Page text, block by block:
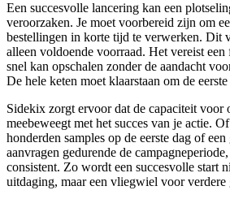
Een succesvolle lancering kan een
veroorzaken. Je moet voorbereid zijn om
bestellingen in korte tijd te verwerken. Dit
alleen voldoende voorraad. Het vereist
snel kan opschalen zonder de aandacht
De hele keten moet klaarstaan om de
Sidekix zorgt ervoor dat de capaciteit voor
meebeweegt met het succes van je actie.
honderden samples op de eerste dag of een
aanvragen gedurende de
consistent. Zo wordt een succesvolle start
uitdaging, maar een vliegwiel voor verdere